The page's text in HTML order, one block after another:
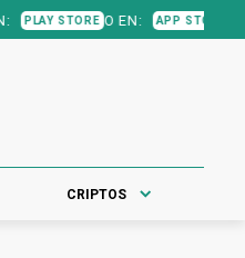
APP STORE
CRIPTOS